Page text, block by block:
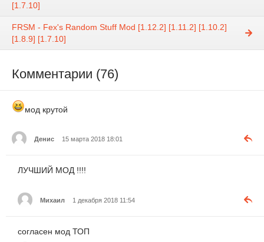
[1.7.10]
FRSM - Fex's Random Stuff Mod [1.12.2] [1.11.2] [1.10.2]
[1.8.9] [1.7.10]
Комментарии (76)
мод крутой
Денис 15 марта 2018 18:01
ЛУЧШИЙ МОД !!!!
Михаил 1 декабря 2018 11:54
согласен мод ТОП